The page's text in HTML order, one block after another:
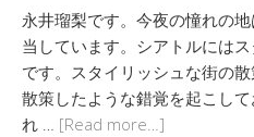
永井瑠梨です。今夜の憧れの
当しています。シアトルには
です。スタイリッシュな街の
散策したような錯覚を起こし
れ … [Read more…]